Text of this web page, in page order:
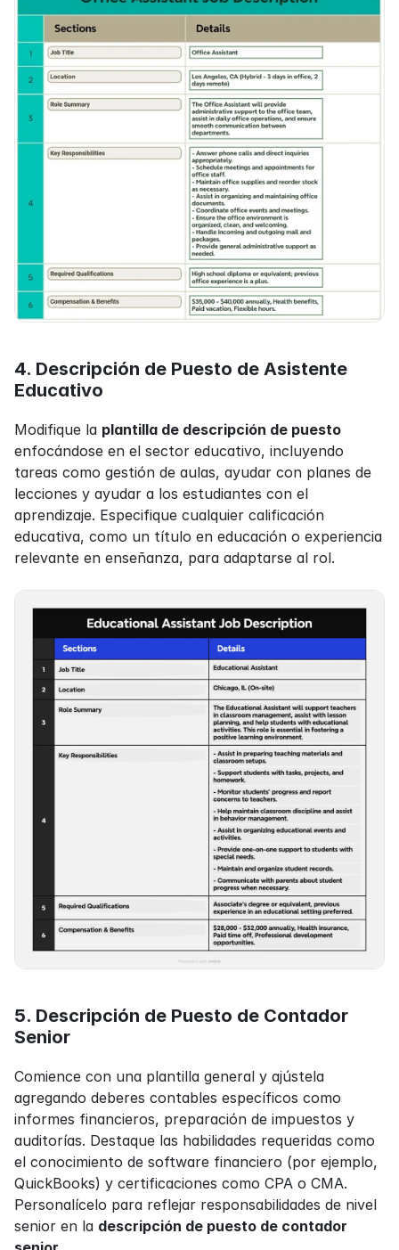
4. Descripción de Puesto de Asistente
Educativo
Modifique la plantilla de descripción de puesto
enfocándose en el sector educativo, incluyendo
tareas como gestión de aulas, ayudar con planes de
lecciones y ayudar a los estudiantes con el
aprendizaje. Especifique cualquier calificación
educativa, como un título en educación o experiencia
relevante en enseñanza, para adaptarse al rol.
5. Descripción de Puesto de Contador
Senior
Comience con una plantilla general y ajústela
agregando deberes contables específicos como
informes financieros, preparación de impuestos y
auditorías. Destaque las habilidades requeridas como
el conocimiento de software financiero (por ejemplo,
QuickBooks) y certificaciones como CPA o CMA.
Personalícelo para reflejar responsabilidades de nivel
senior en la descripción de puesto de contador